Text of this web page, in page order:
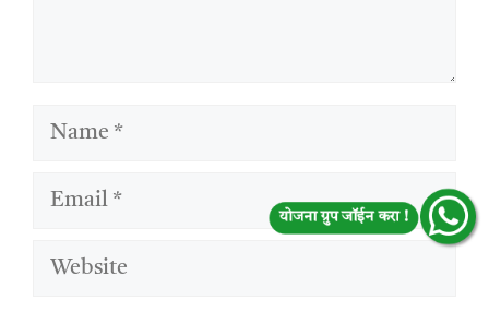
Name
Email
Website
योजना ग्रुप जॉईन करा !